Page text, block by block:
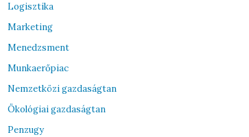
Logisztika
Marketing
Menedzsment
Munkaerőpiac
Nemzetközi gazdaságtan
Ökológiai gazdaságtan
Penzugy